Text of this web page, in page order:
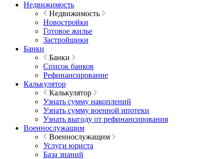
Недвижимость
Недвижимость
Новостройки
Готовое жилье
Застройщики
Банки
Банки
Список банков
Рефинансирование
Калькулятор
Калькулятор
Узнать сумму накоплений
Узнать сумму военной ипотеки
Узнать выгоду от рефинансирования
Военнослужащим
Военнослужащим
Услуги юриста
База знаний